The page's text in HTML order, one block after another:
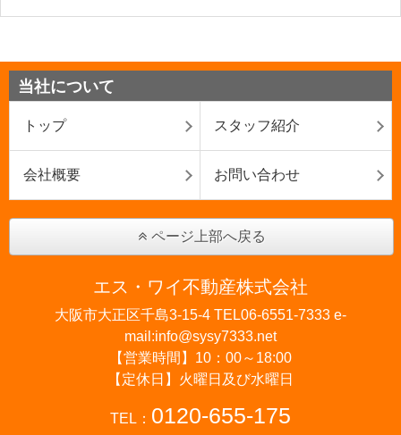
当社について
トップ スタッフ紹介
会社概要 お問い合わせ
ページ上部へ戻る
エス・ワイ不動産株式会社
大阪市大正区千島3-15-4 TEL06-6551-7333 e-
mail:info@sysy7333.net
【営業時間】10：00～18:00
【定休日】火曜日及び水曜日
TEL： 0120-655-175